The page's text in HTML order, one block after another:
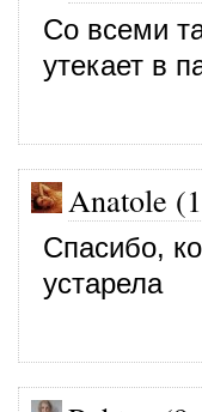
Со всеми
утекает в
Anatole
Спасибо,
устарела